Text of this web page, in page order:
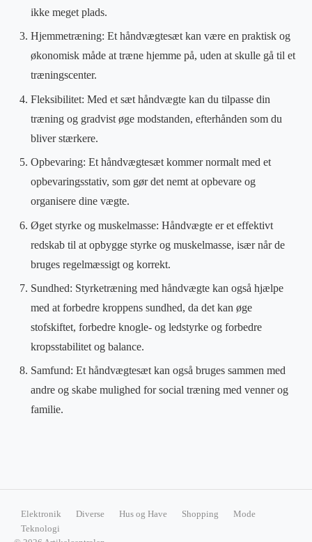
ikke meget plads.
Hjemmetræning: Et håndvægtesæt kan være en praktisk og
økonomisk måde at træne hjemme på, uden at skulle gå til et
træningscenter.
Fleksibilitet: Med et sæt håndvægte kan du tilpasse din
træning og gradvist øge modstanden, efterhånden som du
bliver stærkere.
Opbevaring: Et håndvægtesæt kommer normalt med et
opbevaringsstativ, som gør det nemt at opbevare og
organisere dine vægte.
Øget styrke og muskelmasse: Håndvægte er et effektivt
redskab til at opbygge styrke og muskelmasse, især når de
bruges regelmæssigt og korrekt.
Sundhed: Styrketræning med håndvægte kan også hjælpe
med at forbedre kroppens sundhed, da det kan øge
stofskiftet, forbedre knogle- og ledstyrke og forbedre
kropsstabilitet og balance.
Samfund: Et håndvægtesæt kan også bruges sammen med
andre og skabe mulighed for social træning med venner og
familie.
Elektronik Diverse Hus og Have Shopping
Mode
Teknologi